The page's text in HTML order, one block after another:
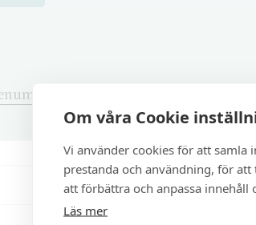
Om våra Cookie
Vi använder cookies för att samla
prestanda och användning, för
att förbättra och anpassa innehåll
Läs mer